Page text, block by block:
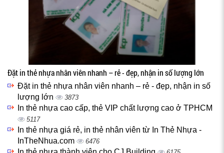
Đặt in thẻ nhựa nhân viên nhanh – rẻ - đẹp, nhận in số lượng lớn
Đặt in thẻ nhựa nhân viên nhanh – rẻ - đẹp, nhận in số
lượng lớn
3873
In thẻ nhựa cao cấp, thẻ VIP chất lượng cao ở TPHCM
5117
In thẻ nhựa giá rẻ, in thẻ nhân viên từ In Thẻ Nhựa -
InTheNhua.com
6476